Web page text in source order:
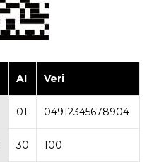
AI Veri
01 04912345678904
30 100